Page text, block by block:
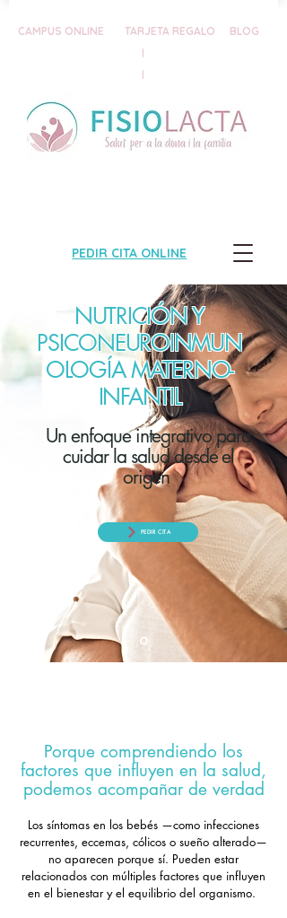
PEDIR CITA ONLINE
CAMPUS ONLINE TARJETA REGALO BLOG
NUTRICIÓN Y
PSICONEUROINMUN
OLOGÍA MATERNO-
INFANTIL
Un enfoque integrativo para
cuidar la salud desde el
origen
PEDIR CITA
Porque comprendiendo los
factores que influyen en la salud,
podemos acompañar de verdad
Los síntomas en los bebés —como infecciones
recurrentes, eccemas, cólicos o sueño alterado—
no aparecen porque sí. Pueden estar
relacionados con múltiples factores que influyen
en el bienestar y el equilibrio del organismo.